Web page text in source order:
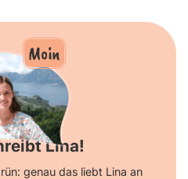
Moin
Lina!
genau das liebt Lina an